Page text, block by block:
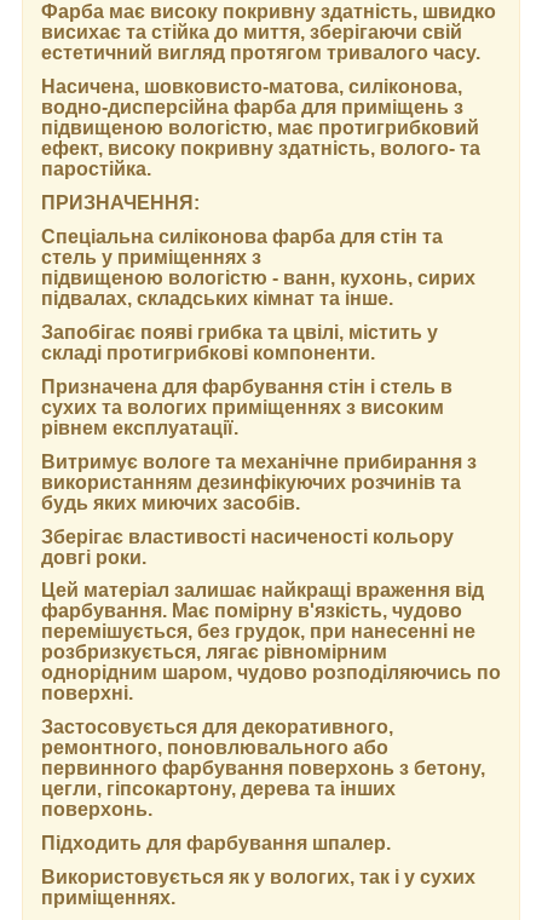
Фарба має високу покривну здатність, швидко
висихає та стійка до миття, зберігаючи свій
естетичний вигляд протягом тривалого часу.
Насичена, шовковисто-матова, силіконова,
водно-дисперсійна фарба для приміщень з
підвищеною вологістю, має протигрибковий
ефект, високу покривну здатність, волого- та
паростійка.
ПРИЗНАЧЕННЯ:
Спеціальна силіконова фарба для стін та
стель у приміщеннях з
підвищеною вологістю - ванн, кухонь, сирих
підвалах, складських кімнат та інше.
Запобігає появі грибка та цвілі, містить у
складі протигрибкові компоненти.
Призначена для фарбування стін і стель в
сухих та вологих приміщеннях з високим
рівнем експлуатації.
Витримує вологе та механічне прибирання з
використанням дезинфікуючих розчинів та
будь яких миючих засобів.
Зберігає властивості насиченості кольору
довгі роки.
Цей матеріал залишає найкращі враження від
фарбування. Має помірну в'язкість, чудово
перемішується, без грудок, при нанесенні не
розбризкується, лягає рівномірним
однорідним шаром, чудово розподіляючись по
поверхні.
Застосовується для декоративного,
ремонтного, поновлювального або
первинного фарбування поверхонь з бетону,
цегли, гіпсокартону, дерева та інших
поверхонь.
Підходить для фарбування шпалер.
Використовується як у вологих, так і у сухих
приміщеннях.